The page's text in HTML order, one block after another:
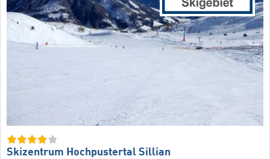
Skizentrum Hochpustertal Sillian